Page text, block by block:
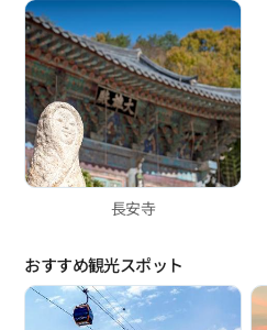
長安寺
おすすめ観光スポット